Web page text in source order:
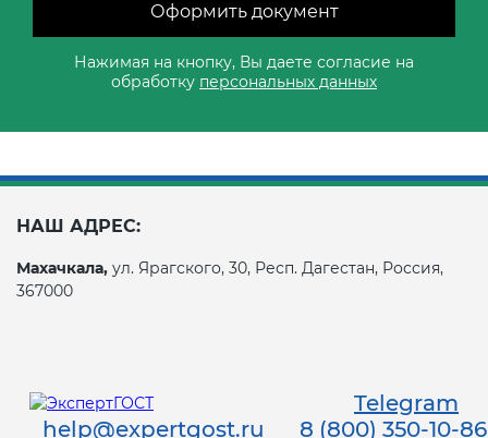
Оформить документ
Нажимая на кнопку, Вы даете согласие на
обработку персональных данных
НАШ АДРЕС:
Махачкала, ул. Ярагского, 30, Респ. Дагестан, Россия,
367000
Telegram
help@expertgost.ru
8 (800) 350-10-86